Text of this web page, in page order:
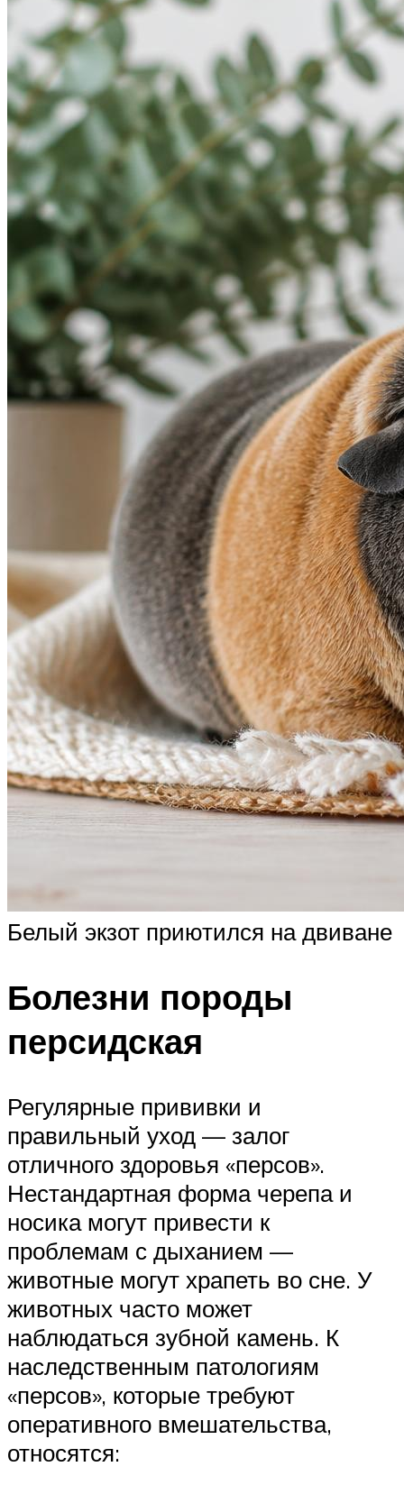
Белый экзот приютился на двиване
Болезни породы
персидская
Регулярные прививки и
правильный уход — залог
отличного здоровья «персов».
Нестандартная форма черепа и
носика могут привести к
проблемам с дыханием —
животные могут храпеть во сне. У
животных часто может
наблюдаться зубной камень. К
наследственным патологиям
«персов», которые требуют
оперативного вмешательства,
относятся: